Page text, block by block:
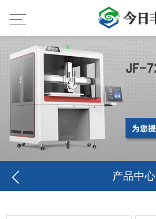
 产品中心